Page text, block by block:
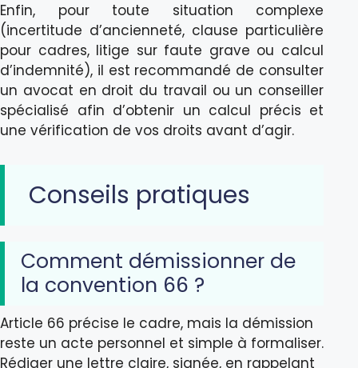
Enfin, pour toute situation complexe
(incertitude d’ancienneté, clause particulière
pour cadres, litige sur faute grave ou calcul
d’indemnité), il est recommandé de consulter
un avocat en droit du travail ou un conseiller
spécialisé afin d’obtenir un calcul précis et
une vérification de vos droits avant d’agir.
Conseils pratiques
Comment démissionner de
la convention 66 ?
Article 66 précise le cadre, mais la démission
reste un acte personnel et simple à formaliser.
Rédiger une lettre claire, signée, en rappelant